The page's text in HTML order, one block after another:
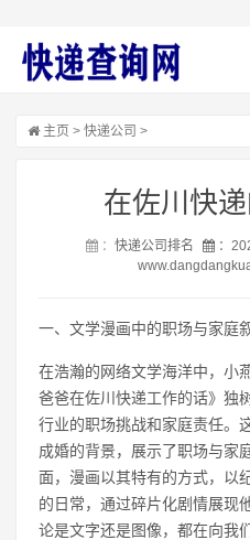
主页 > 快递公司 >
在佐川快
： 快递公司排名 ：
一、文学漫画中的职场与家庭
在浩瀚的网络文学海洋中，小
爸爸在佐川快递工作的话》独
行业的职场挑战和家庭责任。
成婚的背景，展示了职场与家
面，漫画以其特有的方式，以
的日常，通过碎片化剧情展现
论是文字还是图像，都在向我